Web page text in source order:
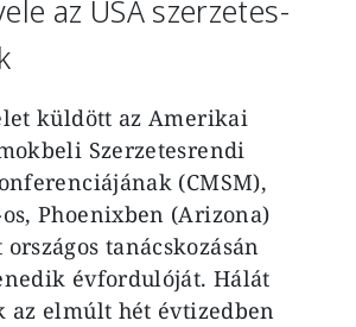
az USA szerzetes-
küldött az Amerikai
Szerzetesrendi
(CMSM),
Phoenixben (Arizona)
tanácskozásán
évfordulóját. Hálát
az elmúlt hét évtizedben